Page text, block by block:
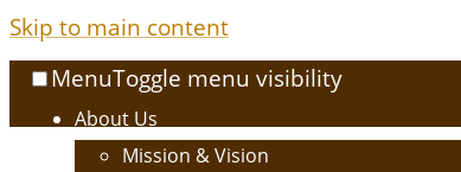
Skip to main content
MenuToggle menu visibility
About Us
Mission & Vision